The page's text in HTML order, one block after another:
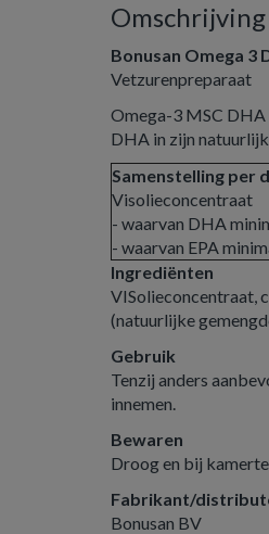
Omschrijving
Bonusan Omega 3
Vetzurenpreparaat
Omega-3 MSC DHA
DHA in zijn
Samenstelling per
Visolieconcentraat
- waarvan DHA
- waarvan EPA
Ingrediënten
VISolieconcentraat,
(natuurlijke
Gebruik
Tenzij anders
innemen.
Bewaren
Droog en bij
Fabrikant/
Bonusan BV